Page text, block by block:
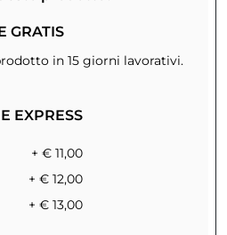
GRATIS
in 15 giorni lavorativi.
EXPRESS
+ € 11,00
+ € 12,00
+ € 13,00